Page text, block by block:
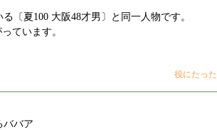
〔夏100 大阪48才男〕と同一人物です。
ています。
役にたった
ババア